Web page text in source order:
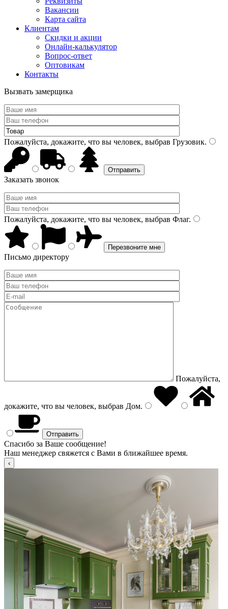
Вакансии
Карта сайта
Клиентам
Скидки и акции
Онлайн-калькулятор
Вопрос-ответ
Оптовикам
Контакты
Вызвать замерщика
Пожалуйста, докажите, что вы человек, выбрав Грузовик.
Заказать звонок
Пожалуйста, докажите, что вы человек, выбрав Флаг.
Письмо директору
Пожалуйста,
докажите, что вы человек, выбрав Дом.
Спасибо за Ваше сообщение!
Наш менеджер свяжется с Вами в ближайшее время.